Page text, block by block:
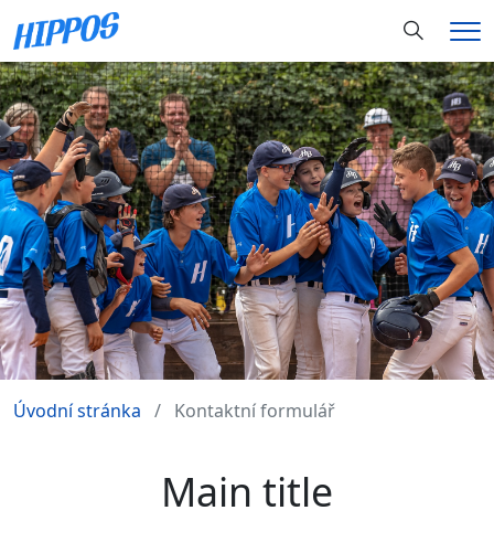
Hledání
Úvodní stránka Kontaktní formulář
Main title